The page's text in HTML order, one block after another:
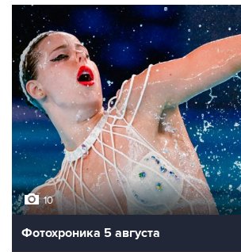
10
Фотохроника 5 августа